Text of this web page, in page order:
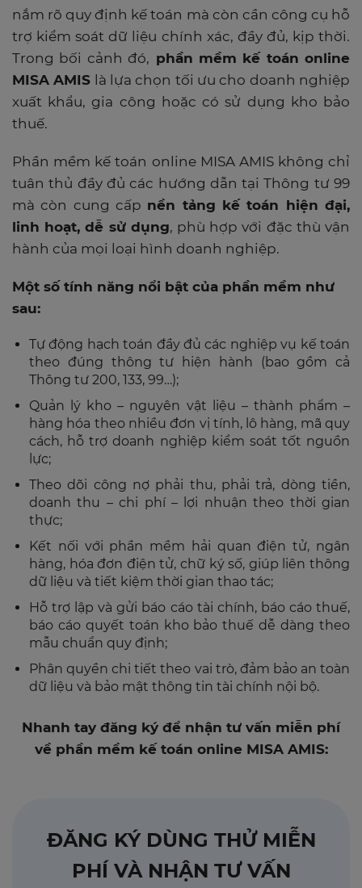
nắm rõ quy định kế toán mà còn cần công cụ hỗ
trợ kiểm soát dữ liệu chính xác, đầy đủ, kịp thời.
Trong bối cảnh đó, phần mềm kế toán online
MISA AMIS là lựa chọn tối ưu cho doanh nghiệp
xuất khẩu, gia công hoặc có sử dụng kho bảo
thuế.
Phần mềm kế toán online MISA AMIS không chỉ
tuân thủ đầy đủ các hướng dẫn tại Thông tư 99
mà còn cung cấp nền tảng kế toán hiện đại,
linh hoạt, dễ sử dụng, phù hợp với đặc thù vận
hành của mọi loại hình doanh nghiệp.
Một số tính năng nổi bật của phần mềm như
sau:
Tự động hạch toán đầy đủ các nghiệp vụ kế toán
theo đúng thông tư hiện hành (bao gồm cả
Thông tư 200, 133, 99…);
Quản lý kho – nguyên vật liệu – thành phẩm –
hàng hóa theo nhiều đơn vị tính, lô hàng, mã quy
cách, hỗ trợ doanh nghiệp kiểm soát tốt nguồn
lực;
Theo dõi công nợ phải thu, phải trả, dòng tiền,
doanh thu – chi phí – lợi nhuận theo thời gian
thực;
Kết nối với phần mềm hải quan điện tử, ngân
hàng, hóa đơn điện tử, chữ ký số, giúp liên thông
dữ liệu và tiết kiệm thời gian thao tác;
Hỗ trợ lập và gửi báo cáo tài chính, báo cáo thuế,
báo cáo quyết toán kho bảo thuế dễ dàng theo
mẫu chuẩn quy định;
Phân quyền chi tiết theo vai trò, đảm bảo an toàn
dữ liệu và bảo mật thông tin tài chính nội bộ.
Nhanh tay đăng ký để nhận tư vấn miễn phí
về phần mềm kế toán online MISA AMIS:
ĐĂNG KÝ DÙNG THỬ MIỄN
PHÍ VÀ NHẬN TƯ VẤN